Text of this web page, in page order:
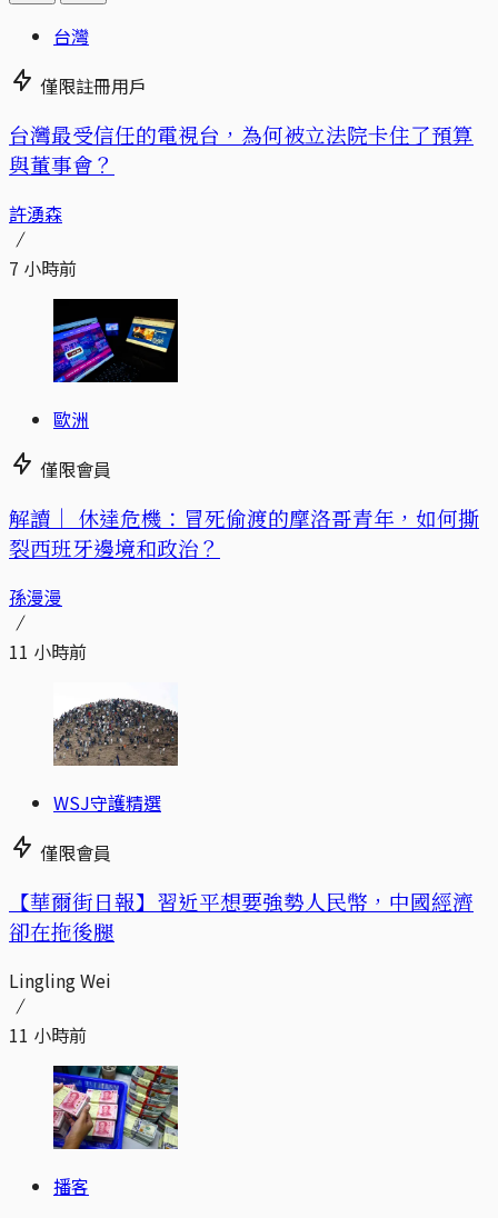
台灣
僅限註冊用戶
台灣最受信任的電視台，為何被立法院卡住了預算
與董事會？
許湧森
7 小時前
歐洲
僅限會員
解讀｜ 休達危機：冒死偷渡的摩洛哥青年，如何撕
裂西班牙邊境和政治？
孫漫漫
11 小時前
WSJ守護精選
僅限會員
【華爾街日報】習近平想要強勢人民幣，中國經濟
卻在拖後腿
Lingling Wei
11 小時前
播客